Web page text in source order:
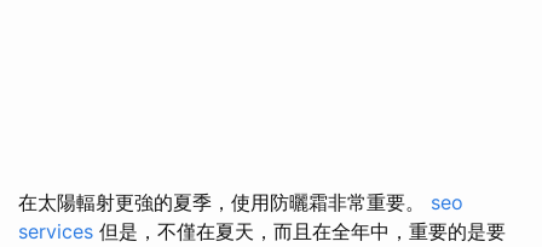
在太陽輻射更強的夏季，使用防曬霜非常重要。 seo
services 但是，不僅在夏天，而且在全年中，重要的是要